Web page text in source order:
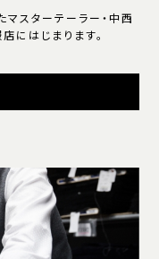
スターテーラー・中西
にはじまります。